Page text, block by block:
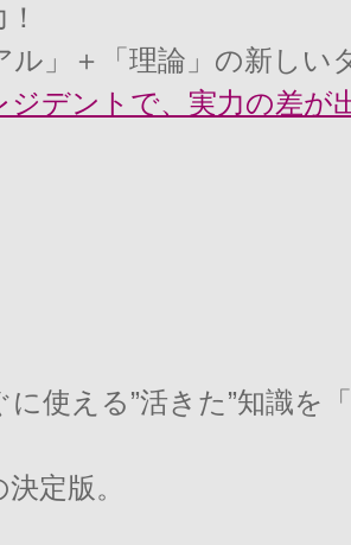
ル」＋「理論」の新し
ジデントで、実力の差が
に使える”活きた”知識を
定版。